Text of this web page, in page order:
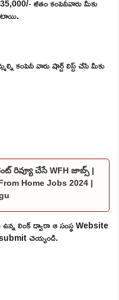
జీతం కంపెనీవారు మీకు
కంపెనీ వారు షార్ట్ లిస్ట్ చేసి మీకు
రివ్యూ చేసే WFH జాబ్స్ |
Home Jobs 2024 |
లింక్ ద్వారా ఆ సంస్థ Website
submit చెయ్యండి.